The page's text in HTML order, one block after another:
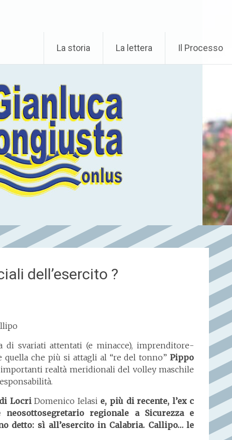
La storia La lettera Il Processo
dell’esercito ?
di svariati attentati (e minacce), imprenditore-
quella che più si attagli al “re del tonno”Pippo
realtà meridionali del volley maschile
LocriDomenico Ielasi e, più di recente, l’ex c
regionale a Sicurezza e
detto: sì all’esercito in Calabria. Callipo… le